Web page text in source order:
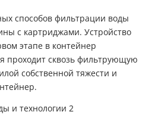
способов фильтрации воды
с картриджами. Устройство
этапе в контейнер
проходит сквозь фильтрующую
собственной тяжести и